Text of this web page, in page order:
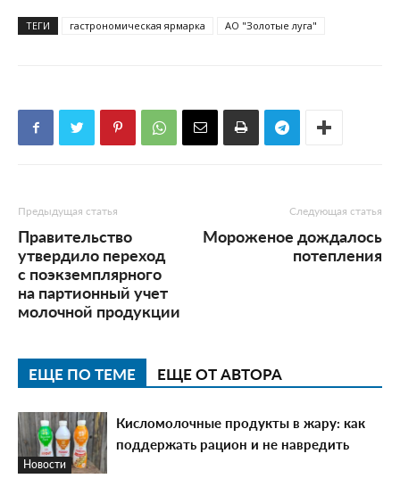
ТЕГИ гастрономическая ярмарка АО "Золотые луга"
Предыдущая статья
Правительство
утвердило переход
с поэкземплярного
на партионный учет
молочной продукции
Следующая статья
Мороженое дождалось
потепления
ЕЩЕ ПО ТЕМЕ ЕЩЕ ОТ АВТОРА
Новости
Кисломолочные продукты в жару: как
поддержать рацион и не навредить